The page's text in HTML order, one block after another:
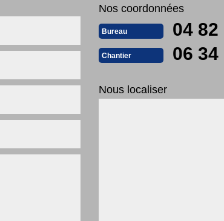
Nos coordonnées
Bureau 04 82
Chantier 06 34
Nous localiser